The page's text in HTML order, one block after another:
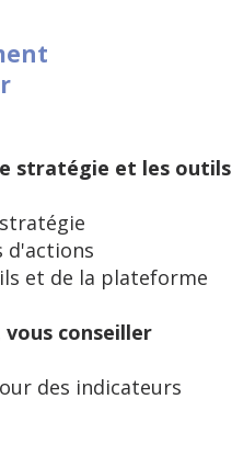
stratégie et les outils
d'actions
et de la plateforme
conseiller
des indicateurs